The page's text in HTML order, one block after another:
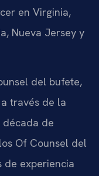
en Virginia,
Nueva Jersey y
del bufete,
través de la
década de
Of Counsel del
de experiencia